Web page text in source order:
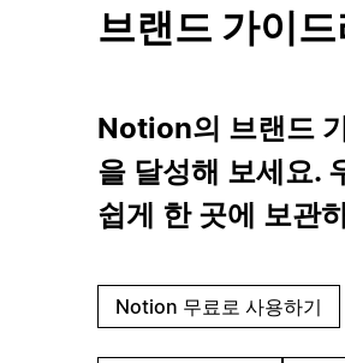
브랜드 가이
Notion의 브랜드
을 달성해 보세요.
쉽게 한 곳에 보관
Notion 무료로 사용하기